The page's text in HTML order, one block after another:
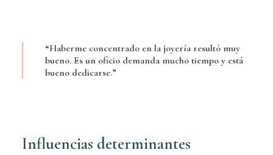
“Haberme concentrado en la joyería resultó muy
bueno. Es un oficio demanda mucho tiempo y está
bueno dedicarse.”
Influencias determinantes